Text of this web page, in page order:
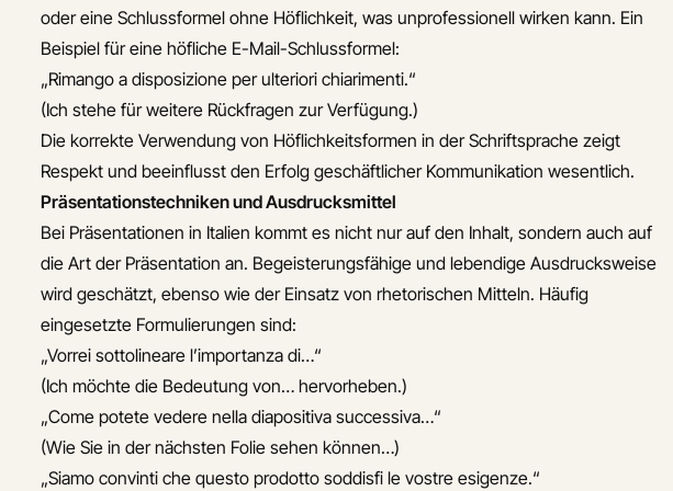
oder eine Schlussformel ohne Höflichkeit, was unprofessionell wirken kann. Ein
Beispiel für eine höfliche E-Mail-Schlussformel:
„Rimango a disposizione per ulteriori chiarimenti.“
(Ich stehe für weitere Rückfragen zur Verfügung.)
Die korrekte Verwendung von Höflichkeitsformen in der Schriftsprache zeigt
Respekt und beeinflusst den Erfolg geschäftlicher Kommunikation wesentlich.
Präsentationstechniken und Ausdrucksmittel
Bei Präsentationen in Italien kommt es nicht nur auf den Inhalt, sondern auch auf
die Art der Präsentation an. Begeisterungsfähige und lebendige Ausdrucksweise
wird geschätzt, ebenso wie der Einsatz von rhetorischen Mitteln. Häufig
eingesetzte Formulierungen sind:
„Vorrei sottolineare l’importanza di…“
(Ich möchte die Bedeutung von… hervorheben.)
„Come potete vedere nella diapositiva successiva…“
(Wie Sie in der nächsten Folie sehen können…)
„Siamo convinti che questo prodotto soddisfi le vostre esigenze.“